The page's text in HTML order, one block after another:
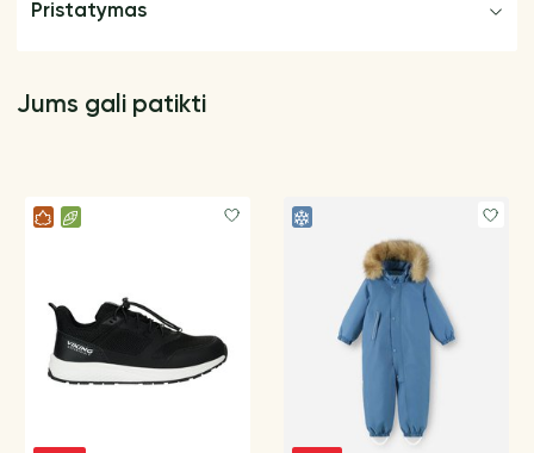
Pristatymas
Jums gali patikti